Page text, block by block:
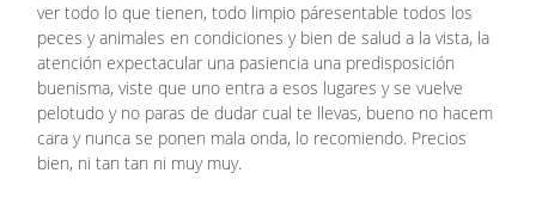
ver todo lo que tienen, todo limpio páresentable todos los
peces y animales en condiciones y bien de salud a la vista, la
atención expectacular una pasiencia una predisposición
buenisma, viste que uno entra a esos lugares y se vuelve
pelotudo y no paras de dudar cual te llevas, bueno no hacem
cara y nunca se ponen mala onda, lo recomiendo. Precios
bien, ni tan tan ni muy muy.